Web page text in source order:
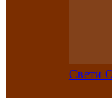
Свети